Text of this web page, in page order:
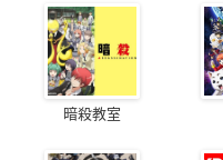
暗殺教室